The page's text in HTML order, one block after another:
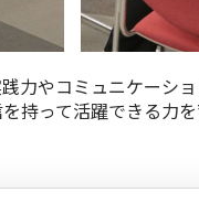
力やコミュニケーシ
って活躍できる力を